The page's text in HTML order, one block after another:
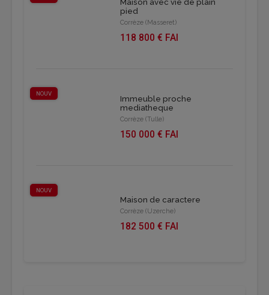
Maison avec vie de plain
pied
Corrèze (Masseret)
118 800 € FAI
NOUV
Immeuble proche
mediatheque
Corrèze (Tulle)
150 000 € FAI
NOUV
Maison de caractere
Corrèze (Uzerche)
182 500 € FAI